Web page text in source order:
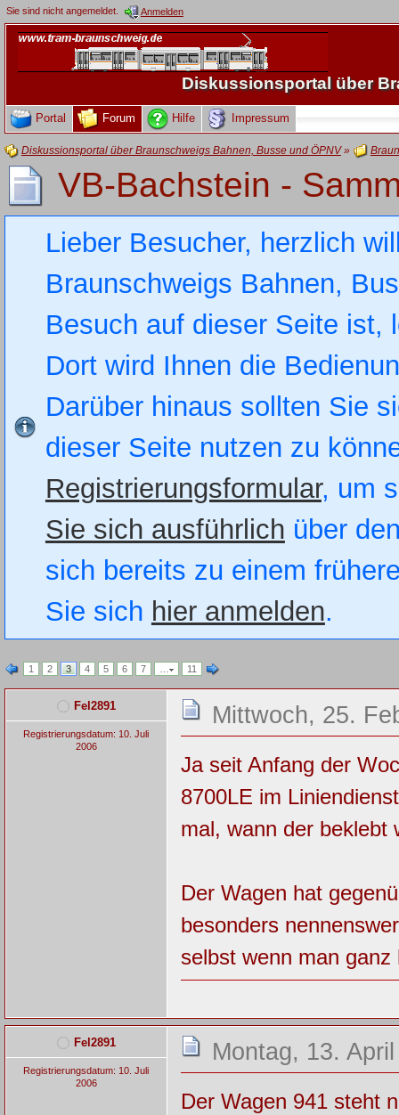
Sie sind nicht angemeldet. Anmelden
Diskussionsportal über
Portal Forum Hilfe Impressum
Diskussionsportal über Braunschweigs Bahnen, Busse und ÖPNV»
VB-Bachstein -
Lieber Besucher, herzlich
Braunschweigs Bahnen,
Besuch auf dieser Seite
Dort wird Ihnen die
Darüber hinaus sollten Sie
dieser Seite nutzen zu
Registrierungsformular, um
Sie sich ausführlich über
sich bereits zu einem
Sie sich hier anmelden.
1 2 3 4 5 6 7 … 11
Fel2891
Registrierungsdatum: 10. Juli
2006
Mittwoch, 25.
Ja seit Anfang der
8700LE im
mal, wann der beklebt
Der Wagen hat
besonders
selbst wenn man
Fel2891
Registrierungsdatum: 10. Juli
2006
Montag, 13.
Der Wagen 941 steht